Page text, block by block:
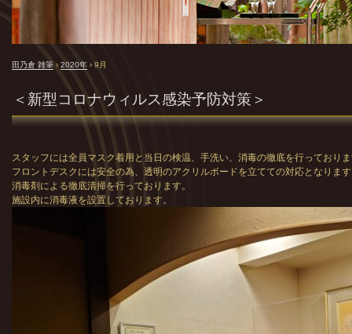
田乃倉 雑筆 › 2020年 › 9月
＜新型コロナウィルス感染予防対策＞
スタッフには全員マスク着用と当日の検温、手洗い、消毒の徹底を行っており
フロントデスクには安全の為、透明のアクリルボードを立てての対応となりま
消毒剤による徹底清掃を行っております。
施設内に消毒液を設置しております。